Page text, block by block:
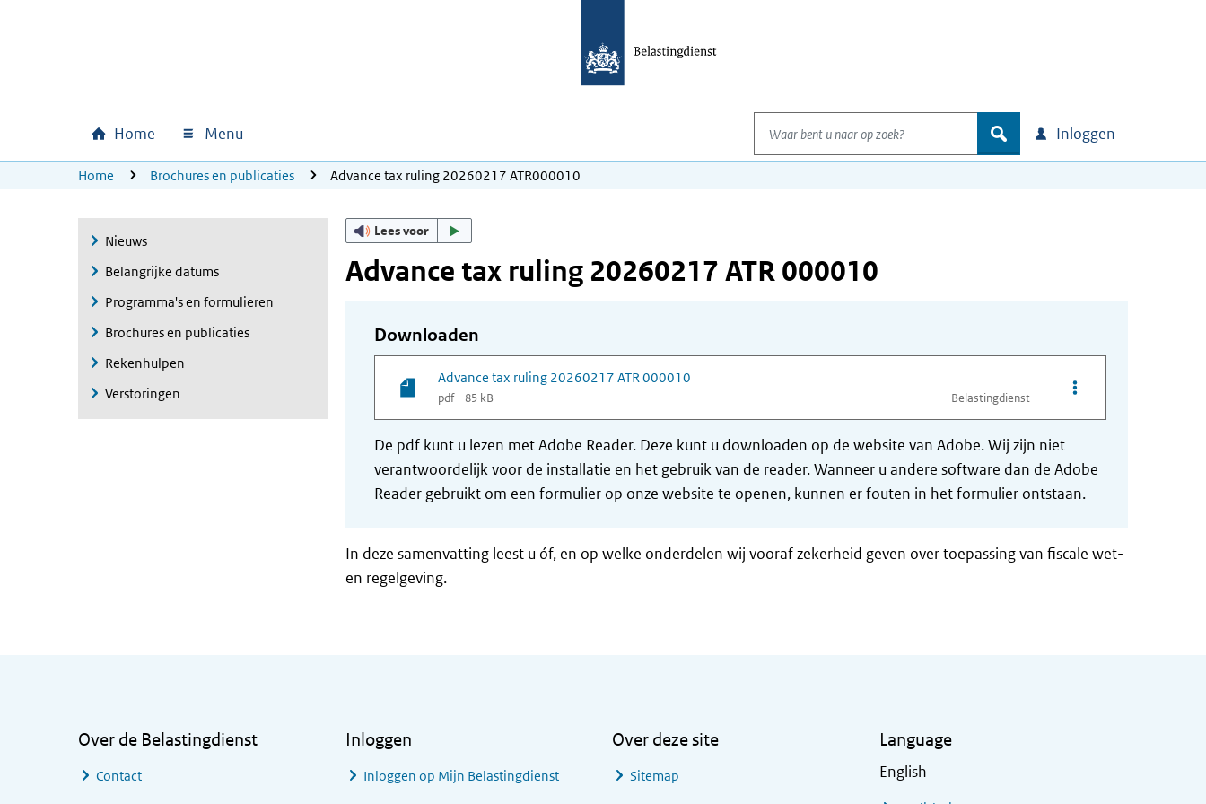
Hoofdnavigatie
Home Menu
Waar bent u naar op zoek?
zoek Inloggen
U bevindt zich hier:
Home Brochures en publicaties Advance tax ruling 20260217 ATR000010
Nieuws
Belangrijke datums
Programma's en formulieren
Brochures en publicaties
Rekenhulpen
Verstoringen
Lees voor
Advance tax ruling 20260217 ATR 000010
Downloaden
Advance tax ruling 20260217 ATR 000010
pdf - 85 kB Belastingdienst
Opties van bestand
De pdf kunt u lezen met Adobe Reader. Deze kunt u downloaden op de website van Adobe. Wij zijn niet
verantwoordelijk voor de installatie en het gebruik van de reader. Wanneer u andere software dan de Adobe
Reader gebruikt om een formulier op onze website te openen, kunnen er fouten in het formulier ontstaan.
In deze samenvatting leest u óf, en op welke onderdelen wij vooraf zekerheid geven over toepassing van fiscale wet-
en regelgeving.
Over de Belastingdienst
Contact
Inloggen
Inloggen op Mijn Belastingdienst
Over deze site
Sitemap
Language
English